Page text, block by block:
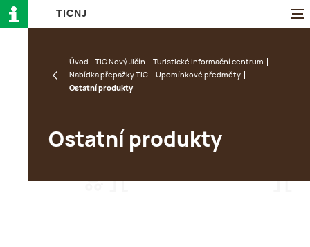
TI CN J
Úvod - TIC Nový Jičín
Turistické informační centrum
Nabídka přepážky TIC
Upomínkové předměty
Ostatní produkty
Ostatní produkty